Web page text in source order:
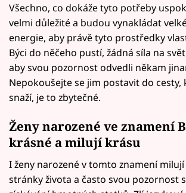
Všechno, co dokáže tyto potřeby
velmi důležité a budou vynakládat
energie, aby právě tyto prostředky
Býci do něčeho pustí, žádná síla na
aby svou pozornost odvedli někam
Nepokoušejte se jim postavit do cesty,
snaží, je to zbytečné.
Ženy narozené ve znamení
krásné a milují krásu
I ženy narozené v tomto znamení
stránky života a často svou pozornost